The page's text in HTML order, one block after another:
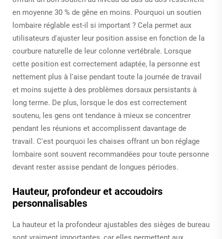
en moyenne 30 % de gêne en moins. Pourquoi un soutien
lombaire réglable est-il si important ? Cela permet aux
utilisateurs d'ajuster leur position assise en fonction de la
courbure naturelle de leur colonne vertébrale. Lorsque
cette position est correctement adaptée, la personne est
nettement plus à l'aise pendant toute la journée de travail
et moins sujette à des problèmes dorsaux persistants à
long terme. De plus, lorsque le dos est correctement
soutenu, les gens ont tendance à mieux se concentrer
pendant les réunions et accomplissent davantage de
travail. C'est pourquoi les chaises offrant un bon réglage
lombaire sont souvent recommandées pour toute personne
devant rester assise pendant de longues périodes.
Hauteur, profondeur et accoudoirs
personnalisables
La hauteur et la profondeur ajustables des sièges de bureau